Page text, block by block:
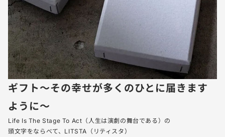
ギフト〜その幸せが多くのひとに届きます
ように〜
Life Is The Stage To Act（人生は演劇の舞台である）の
頭文字をならべて、LITSTA（リティスタ）